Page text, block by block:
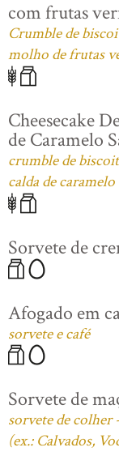
com frutas
Crumble de
molho de frutas
Cheesecake
de Caramelo
crumble de
calda de
Sorvete de
Afogado em
sorvete e café
Sorvete de
sorvete de colher
(ex.: Calvados,